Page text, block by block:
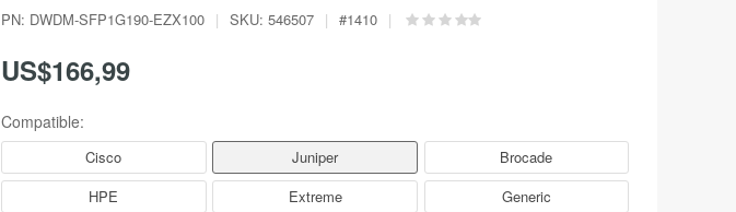
PN: DWDM-SFP1G190-EZX100 | SKU: 546507 | #1410 |
US$166,99
Compatible:
Cisco Juniper
Brocade
HPE
Extreme Generic